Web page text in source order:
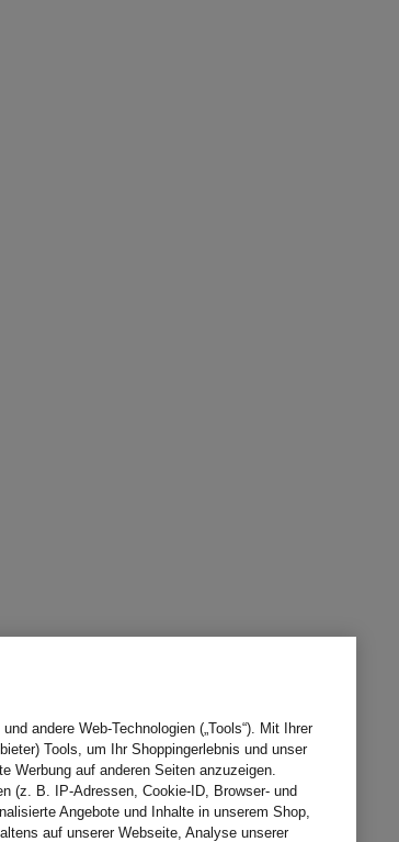
andere Web-Technologien („Tools“). Mit Ihrer
Tools, um Ihr Shoppingerlebnis und unser
Werbung auf anderen Seiten anzuzeigen.
(z. B. IP-Adressen, Cookie-ID, Browser- und
Angebote und Inhalte in unserem Shop,
auf unserer Webseite, Analyse unserer